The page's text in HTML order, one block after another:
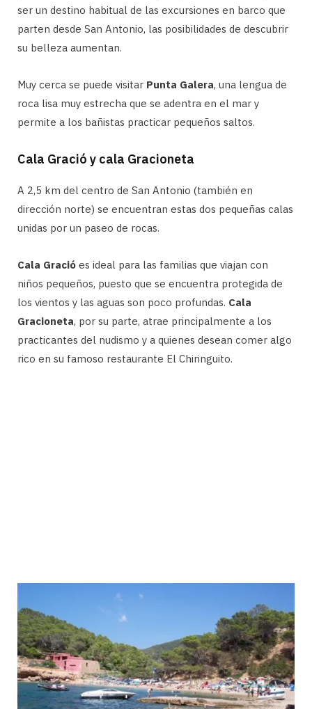
ser un destino habitual de las excursiones en barco que
parten desde San Antonio, las posibilidades de descubrir
su belleza aumentan.
Muy cerca se puede visitar Punta Galera, una lengua de
roca lisa muy estrecha que se adentra en el mar y
permite a los bañistas practicar pequeños saltos.
Cala Gració y cala Gracioneta
A 2,5 km del centro de San Antonio (también en
dirección norte) se encuentran estas dos pequeñas calas
unidas por un paseo de rocas.
Cala Gració es ideal para las familias que viajan con
niños pequeños, puesto que se encuentra protegida de
los vientos y las aguas son poco profundas. Cala
Gracioneta, por su parte, atrae principalmente a los
practicantes del nudismo y a quienes desean comer algo
rico en su famoso restaurante El Chiringuito.